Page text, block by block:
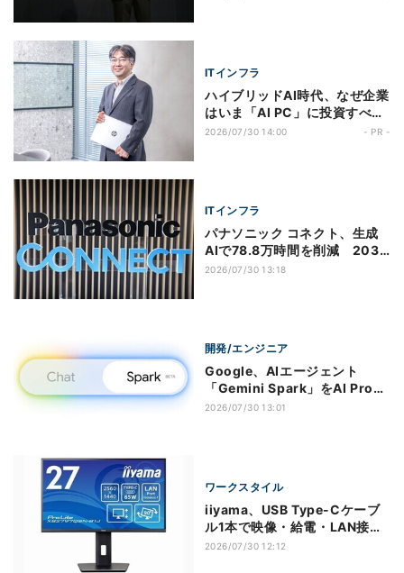
ITインフラ
ハイブリッドAI時代、なぜ企業
はいま「AI PC」に投資すべき
なのか
2026/07/30 14:00 - PR -
ITインフラ
パナソニック コネクト、生成
AIで78.8万時間を削減 2030
年までに総労働時間10％削減
2026/07/30 13:18
開発/エンジニア
Google、AIエージェント
「Gemini Spark」をAI Proへ
拡大 月額2,900円から利用可
2026/07/30 13:01
ワークスタイル
iiyama、USB Type-Cケーブ
ル1本で映像・給電・LAN接続
ができる27型WQHD液晶ディ
2026/07/30 12:12